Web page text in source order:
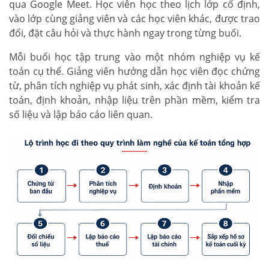
qua Google Meet. Học viên học theo lịch lớp cố định,
vào lớp cùng giảng viên và các học viên khác, được trao
đổi, đặt câu hỏi và thực hành ngay trong từng buổi.
Mỗi buổi học tập trung vào một nhóm nghiệp vụ kế
toán cụ thể. Giảng viên hướng dẫn học viên đọc chứng
từ, phân tích nghiệp vụ phát sinh, xác định tài khoản kế
toán, định khoản, nhập liệu trên phần mềm, kiểm tra
số liệu và lập báo cáo liên quan.